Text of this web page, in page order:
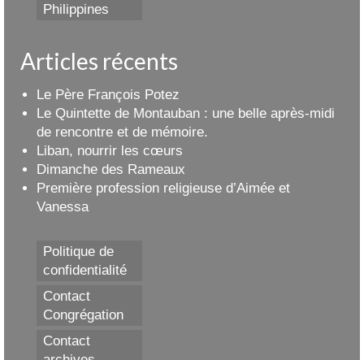
Philippines
Articles récents
Le Père François Potez
Le Quintette de Montauban : une belle après-midi
de rencontre et de mémoire.
Liban, nourrir les cœurs
Dimanche des Rameaux
Première profession religieuse d’Aimée et
Vanessa
Politique de
confidentialité
Contact
Congrégation
Contact